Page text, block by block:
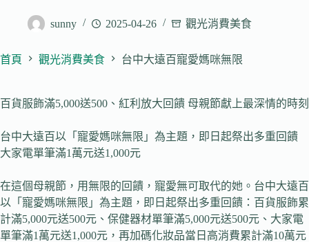
sunny 2025-04-26 觀光消費美食
首頁 觀光消費美食 台中大遠百寵愛媽咪無限
百貨服飾滿5,000送500、紅利放大回饋 母親節獻上最深情的時刻
台中大遠百以「寵愛媽咪無限」為主題，即日起祭出多重回饋
大家電單筆滿1萬元送1,000元
在這個母親節，用無限的回饋，寵愛無可取代的她。台中大遠百
以「寵愛媽咪無限」為主題，即日起祭出多重回饋：百貨服飾累
計滿5,000元送500元、保健器材單筆滿5,000元送500元、大家電
單筆滿1萬元送1,000元，再加碼化妝品當日高消費累計滿10萬元